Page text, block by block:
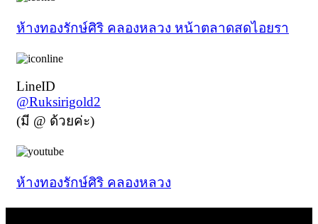
ห้างทองรักษ์ศิริ คลองหลวง หน้าตลาดสดไอยรา
LineID
@Ruksirigold2
(มี @ ด้วยค่ะ)
ห้างทองรักษ์ศิริ คลองหลวง